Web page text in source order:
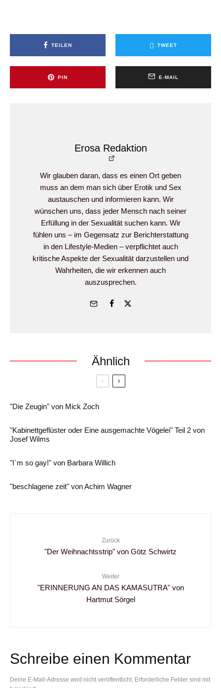
TEILEN TWEET
PIN E-MAIL
Erosa Redaktion
Wir glauben daran, dass es einen Ort geben
muss an dem man sich über Erotik und Sex
austauschen und informieren kann. Wir
wünschen uns, dass jeder Mensch nach seiner
Erfüllung in der Sexualität suchen kann. Wir
fühlen uns – im Gegensatz zur Berichterstattung
in den Lifestyle-Medien – verpflichtet auch
kritische Aspekte der Sexualität darzustellen und
Wahrheiten, die wir erkennen auch
auszusprechen.
Ähnlich
"Die Zeugin" von Mick Zoch
"Kabinettgeflüster oder Eine ausgemachte Vögelei" Teil 2 von
Josef Wilms
"I´m so gay!" von Barbara Willich
"beschlagene zeit" von Achim Wagner
Zurück
"Der Weihnachtsstrip" von Götz Schwirtz
Weiter
"ERINNERUNG AN DAS KAMASUTRA" von
Hartmut Sörgel
Schreibe einen Kommentar
Deine E-Mail-Adresse wird nicht veröffentlicht. Erforderliche Felder sind mit